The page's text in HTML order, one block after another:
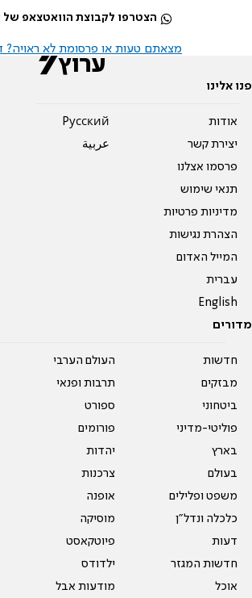
הצטרפו לקבוצת הוואטצאפ של
מצאתם טעות או פרסומת לא ראויה?
פנו אלינו
אודות
יצירת קשר
פרסמו אצלנו
תנאי שימוש
מדיניות פרטיות
הצהרת נגישות
המייל האדום
עברית
English
Pусский
عربية
מדורים
חדשות
מבזקים
ביטחוני
פוליטי-מדיני
בארץ
בעולם
משפט ופלילים
כלכלה ונדל"ן
דעות
חדשות המגזר
אוכל
העולם הערבי
תרבות ופנאי
ספורט
פורומים
יהדות
צרכנות
אופנה
מוסיקה
פיוטקאסט
ילדודס
מודעות אבל